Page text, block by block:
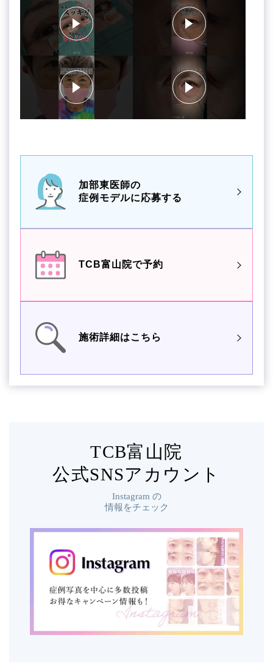
加部東医師の
症例モデルに応募する
TCB富山院で予約
施術詳細はこちら
TCB富山院
公式SNSアカウント
Instagram の
情報をチェック